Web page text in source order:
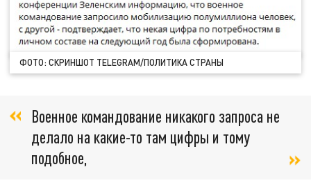
ФОТО: СКРИНШОТ TELEGRAM/ПОЛИТИКА СТРАНЫ
Военное командование никакого запроса не
делало на какие-то там цифры и тому
подобное,